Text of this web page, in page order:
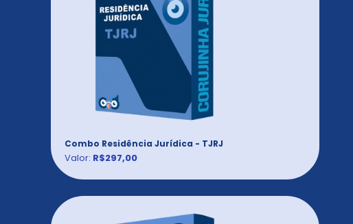
Combo Residência Jurídica - TJRJ
Valor: R$297,00